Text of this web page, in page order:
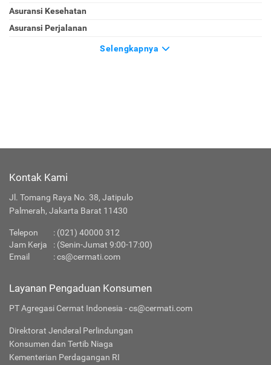
Asuransi Kesehatan
Asuransi Perjalanan
Selengkapnya
Kontak Kami
Jl. Tomang Raya No. 38, Jatipulo
Palmerah, Jakarta Barat 11430
Telepon : (021) 40000 312
Jam Kerja
: (Senin-Jumat 9:00-17:00)
Email
:cs@cermati.com
Layanan Pengaduan Konsumen
PT Agregasi Cermat Indonesia - cs@cermati.com
Direktorat Jenderal Perlindungan
Konsumen dan Tertib Niaga
Kementerian Perdagangan RI